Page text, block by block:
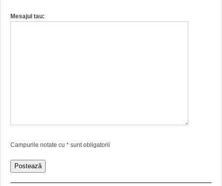
Mesajul tau:
Campurile notate cu * sunt obligatorii